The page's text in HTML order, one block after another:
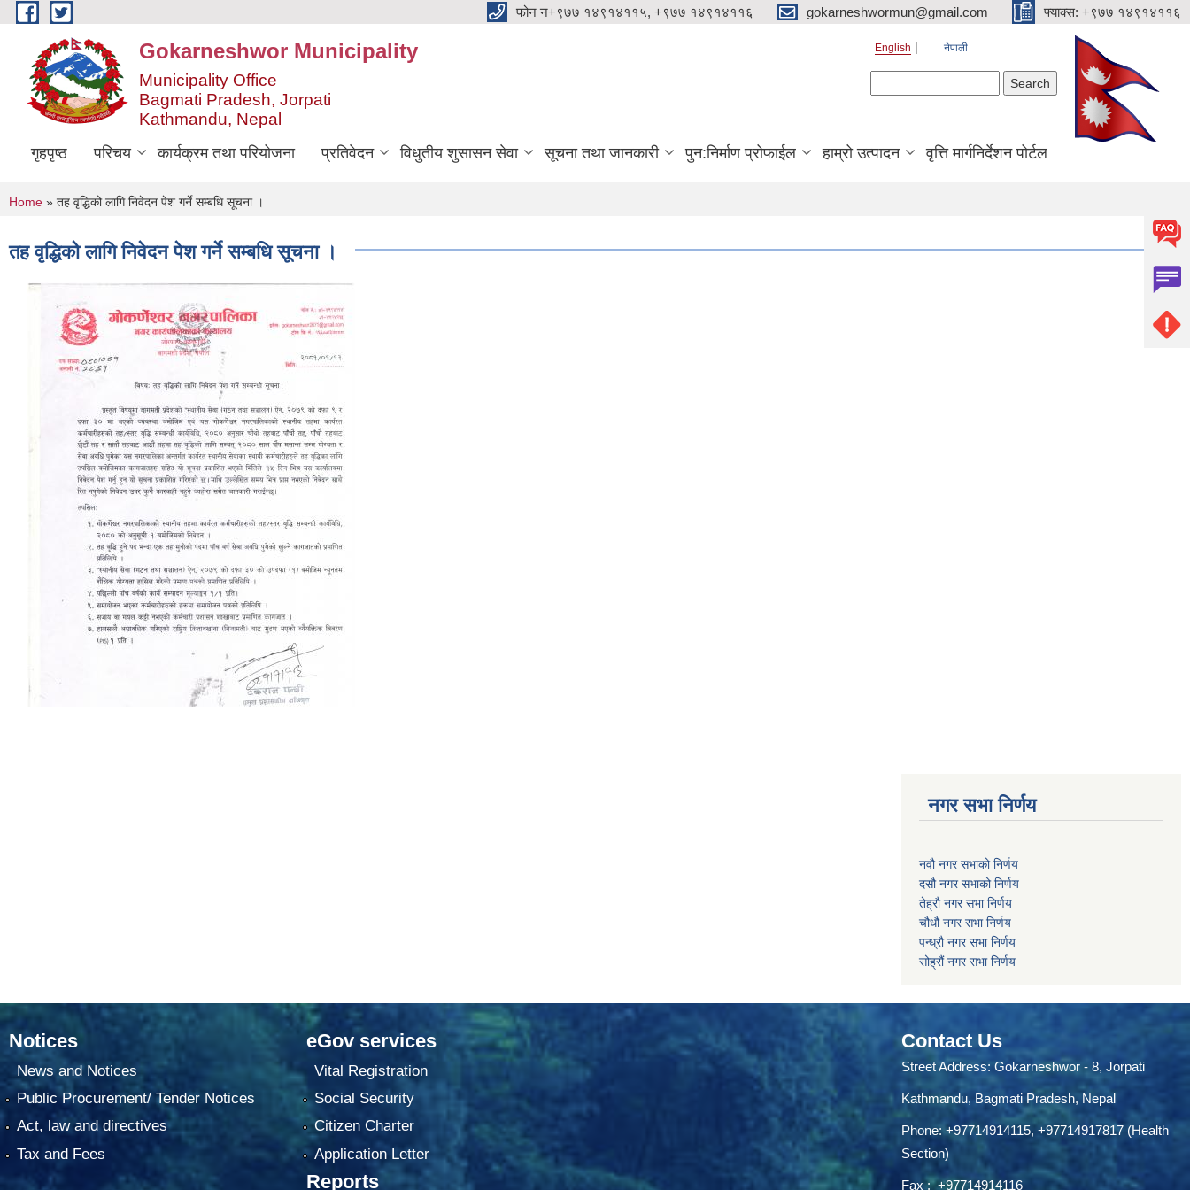
Skip to main content फोन न+९७७ १४९१४११५, +९७७ १४९१४११६ gokarneshwormun@gmail.com फ्याक्स: +९७७ १४९१४११६
Gokarneshwor Municipality
Municipality Office
Bagmati Pradesh, Jorpati
Kathmandu, Nepal
English नेपाली
गृहपृष्ठ परिचय कार्यक्रम तथा परियोजना प्रतिवेदन विधुतीय शुसासन सेवा सूचना तथा जानकारी पुन:निर्माण प्रोफाईल हाम्रो उत्पादन वृत्ति मार्गनिर्देशन पोर्टल
You are here
Home » तह वृद्धिको लागि निवेदन पेश गर्ने सम्बधि सूचना ।
तह वृद्धिको लागि निवेदन पेश गर्ने सम्बधि सूचना ।
नगर सभा निर्णय
नवौ नगर सभाको निर्णय
दसौ नगर सभाको निर्णय
तेह्रौ नगर सभा निर्णय
चौधौ नगर सभा निर्णय
पन्ध्रौ नगर सभा निर्णय
सोह्रौं नगर सभा निर्णय
Notices
News and Notices
Public Procurement/ Tender Notices
Act, law and directives
Tax and Fees
eGov services
Vital Registration
Social Security
Citizen Charter
Application Letter
Reports
Contact Us
Street Address: Gokarneshwor - 8, Jorpati
Kathmandu, Bagmati Pradesh, Nepal
Phone: +97714914115, +97714917817 (Health
Section)
Fax :+97714914116